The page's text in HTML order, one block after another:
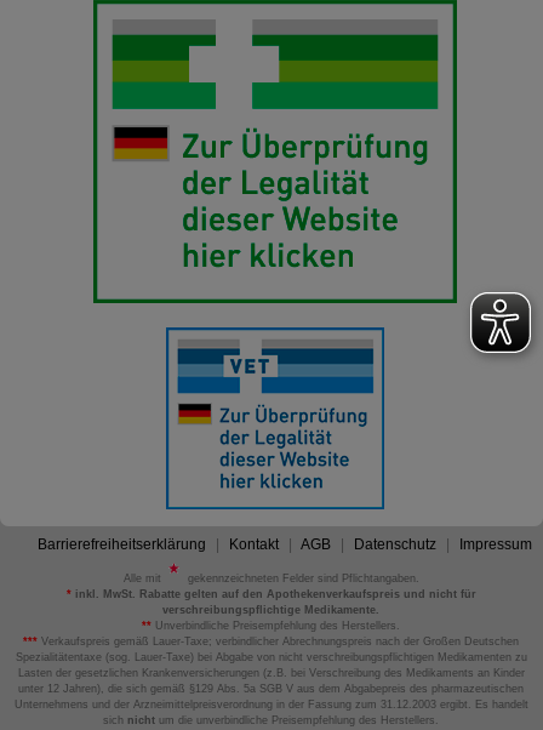
Barrierefreiheitserklärung Kontakt AGB Datenschutz Impressum
Alle mit
gekennzeichneten Felder sind Pflichtangaben.
*inkl. MwSt. Rabatte gelten auf den Apothekenverkaufspreis und nicht für
verschreibungspflichtige Medikamente.
** Unverbindliche Preisempfehlung des Herstellers.
*** Verkaufspreis gemäß Lauer-Taxe; verbindlicher Abrechnungspreis nach der Großen Deutschen
Spezialitätentaxe (sog. Lauer-Taxe) bei Abgabe von nicht verschreibungspflichtigen Medikamenten zu
Lasten der gesetzlichen Krankenversicherungen (z.B. bei Verschreibung des Medikaments an Kinder
unter 12 Jahren), die sich gemäß §129 Abs. 5a SGB V aus dem Abgabepreis des pharmazeutischen
Unternehmens und der Arzneimittelpreisverordnung in der Fassung zum 31.12.2003 ergibt. Es handelt
sich nicht um die unverbindliche Preisempfehlung des Herstellers.